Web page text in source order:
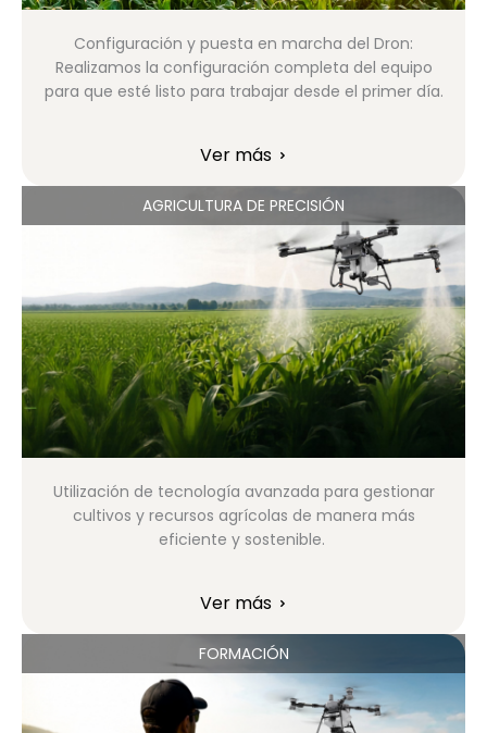
Ver más
Configuración y puesta en marcha del Dron:
Realizamos la configuración completa del equipo
para que esté listo para trabajar desde el primer día.
AGRICULTURA DE PRECISIÓN
Utilización de tecnología avanzada para gestionar
cultivos y recursos agrícolas de manera más
eficiente y sostenible.
Ver más
FORMACIÓN